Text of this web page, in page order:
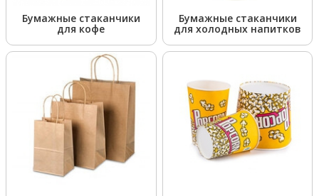
Бумажные стаканчики
для кофе
Бумажные стаканчики
для холодных напитков